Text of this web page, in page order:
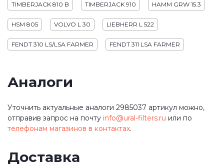
TIMBERJACK 810 B TIMBERJACK 910 HAMM GRW 15.3
HSM 805 VOLVO L 30 LIEBHERR L 522
FENDT 310 LS/LSA FARMER FENDT 311 LSA FARMER
Аналоги
Уточнить актуальные аналоги 2985037 артикул можно,
отправив запрос на почту info@ural-filters.ru или по
телефонам магазинов в контактах.
Доставка